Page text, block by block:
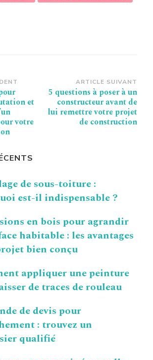
et
votre
ARTICLE SUIVANT
5 questions à poser à un
constructeur avant de
lui remettre votre projet
de construction
de sous-toiture :
est-il indispensable ?
en bois pour agrandir
habitable : les avantages
bien conçu
appliquer une peinture
de traces de rouleau
de devis pour
: trouvez un
qualifié